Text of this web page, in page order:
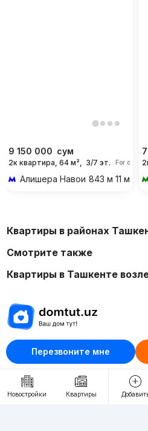
Перезвоните мне
9 150 000 сум
2к квартира, 64 м², 3/7 эт. For days
Алишера Навои 843 м 11 мин
Новостройки Квартиры
Квартиры в районах
Смотрите также
Квартиры в Ташкенте
Отдел рекламы
+998 (78) 113-20-86
+998 (93) 390-30-10
Пн-Пт. С 9:30 до 18:00